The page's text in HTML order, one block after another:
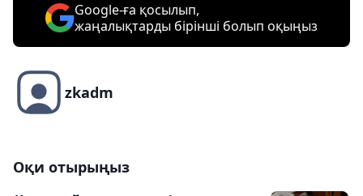
Google-ға қосылып,
жаңалықтарды бірінші болып оқыңыз
zkadm
Оқи отырыңыз